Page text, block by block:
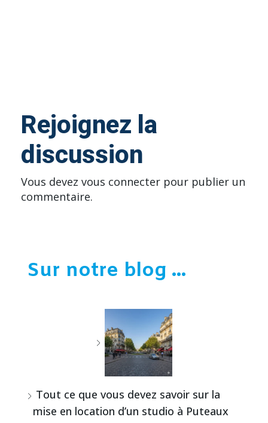
Rejoignez la
discussion
Vous devez vous connecter pour publier un
commentaire.
Sur notre blog ...
Tout ce que vous devez savoir sur la
mise en location d’un studio à Puteaux